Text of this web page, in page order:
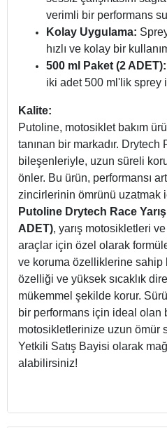
sessiz çalışmasını
verimli bir performans
Kolay Uygulama:
hızlı ve kolay bir
500 ml Paket (2 ADET):
Kalite:
Putoline, motosiklet bakım
tanınan bir markadır. Drytech
bileşenleriyle, uzun süreli
önler. Bu ürün, performansı
zincirlerinin ömrünü uzatmak
Putoline Drytech Race Yarış
ADET) , yarış motosikletleri
araçlar için özel olarak
ve koruma özelliklerine sahip
özelliği ve yüksek sıcaklık
mükemmel şekilde korur.
bir performans için ideal olan
motosikletlerinize uzun ömür
Yetkili Satış Bayisi olarak